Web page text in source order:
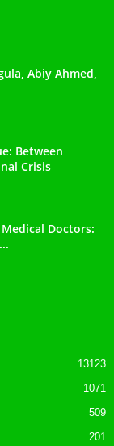
Abiy Ahmed,
Between
Crisis
Doctors:
13123
1071
509
201